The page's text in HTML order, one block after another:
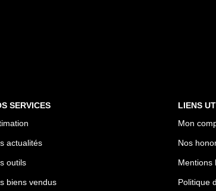
SERVICES
actualités
outils
biens vendus
LIENS
Mon
Nos
Mentions
Politique